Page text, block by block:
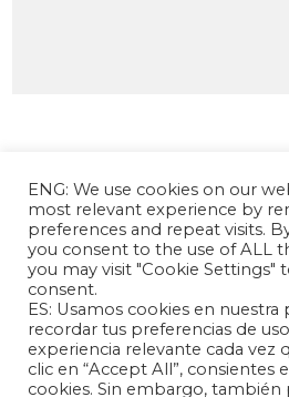
La Fundación Andrés Bello –
Investigación Chino
entidad sin fines de lucro, de
independiente, dedicada a la
ENG: We use cookies on our
most relevant experience by
preferences and repeat visits.
you consent to the use of ALL
you may visit "Cookie Settings"
consent.
ES: Usamos cookies en nuestra
recordar tus preferencias de
experiencia relevante cada vez
clic en “Accept All”, consientes
cookies. Sin embargo, también